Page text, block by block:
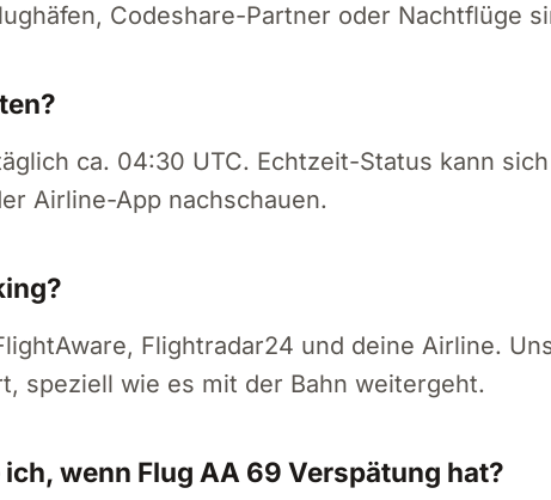
Codeshare-Partner oder Nachtflüge
ca. 04:30 UTC. Echtzeit-Status kann
Airline-App nachschauen.
Flightradar24 und deine Airline.
speziell wie es mit der Bahn weitergeht.
wenn Flug AA 69 Verspätung hat?